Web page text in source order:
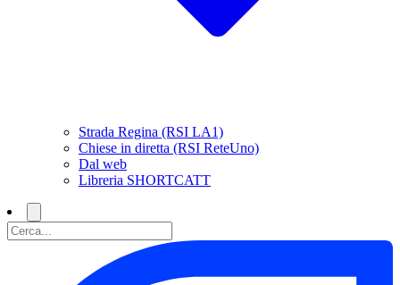
Strada Regina (RSI LA1)
Chiese in diretta (RSI ReteUno)
Dal web
Libreria SHORTCATT